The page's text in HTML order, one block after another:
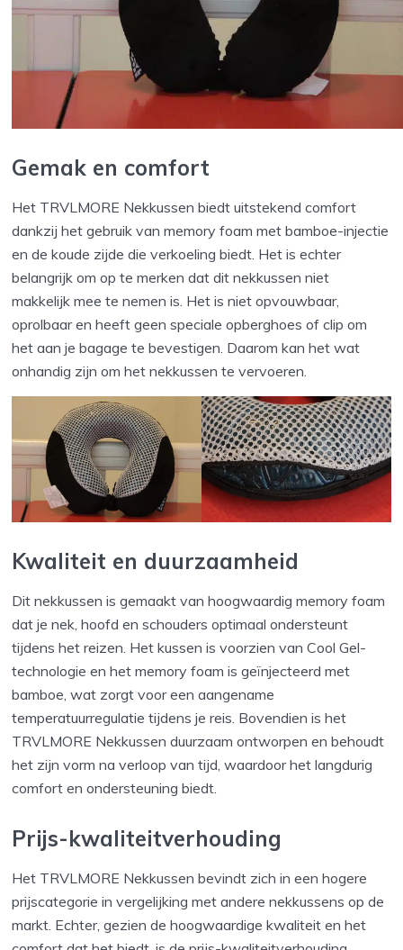
Gemak en comfort
Het TRVLMORE Nekkussen biedt uitstekend comfort
dankzij het gebruik van memory foam met bamboe-injectie
en de koude zijde die verkoeling biedt. Het is echter
belangrijk om op te merken dat dit nekkussen niet
makkelijk mee te nemen is. Het is niet opvouwbaar,
oprolbaar en heeft geen speciale opberghoes of clip om
het aan je bagage te bevestigen. Daarom kan het wat
onhandig zijn om het nekkussen te vervoeren.
Kwaliteit en duurzaamheid
Dit nekkussen is gemaakt van hoogwaardig memory foam
dat je nek, hoofd en schouders optimaal ondersteunt
tijdens het reizen. Het kussen is voorzien van Cool Gel-
technologie en het memory foam is geïnjecteerd met
bamboe, wat zorgt voor een aangename
temperatuurregulatie tijdens je reis. Bovendien is het
TRVLMORE Nekkussen duurzaam ontworpen en behoudt
het zijn vorm na verloop van tijd, waardoor het langdurig
comfort en ondersteuning biedt.
Prijs-kwaliteitverhouding
Het TRVLMORE Nekkussen bevindt zich in een hogere
prijscategorie in vergelijking met andere nekkussens op de
markt. Echter, gezien de hoogwaardige kwaliteit en het